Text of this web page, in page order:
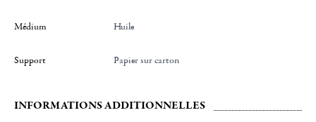
Médium Huile
Support Papier sur carton
INFORMATIONS ADDITIONNELLES